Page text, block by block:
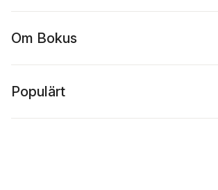
Om Bokus
Populärt